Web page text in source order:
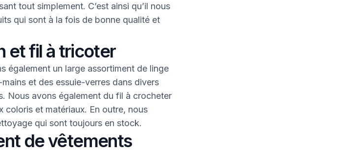
tout simplement. C’est ainsi qu’il nous
qui sont à la fois de bonne qualité et
et fil à tricoter
également un large assortiment de linge
et des essuie-verres dans divers
Nous avons également du fil à crocheter
coloris et matériaux. En outre, nous
qui sont toujours en stock.
de vêtements